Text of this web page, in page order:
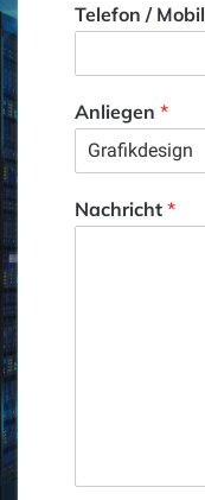
Telefon / Mobil
Anliegen *
Nachricht *